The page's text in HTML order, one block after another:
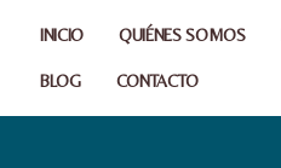
INICIO QUIÉNES SOMOS
BLOG CONTACTO